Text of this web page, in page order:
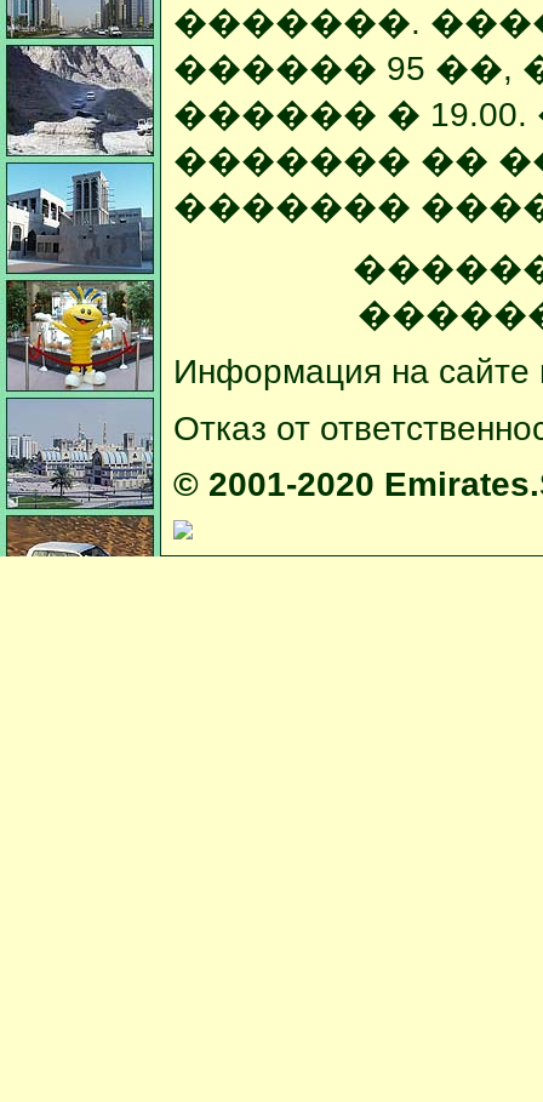
�������.
������ 95
������ �
������� ��
������� �����:
Информация на сайте
Отказ от
© 2001-2020